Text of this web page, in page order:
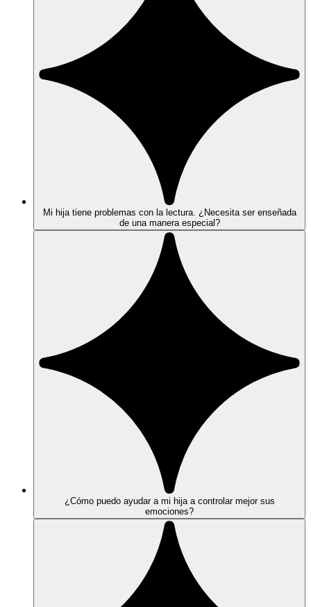
Mi hija tiene problemas con la lectura. ¿Necesita ser enseñada
de una manera especial?
¿Cómo puedo ayudar a mi hija a controlar mejor sus
emociones?